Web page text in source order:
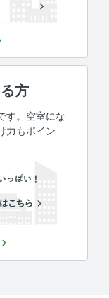
方
す。空室にな
力もポイン